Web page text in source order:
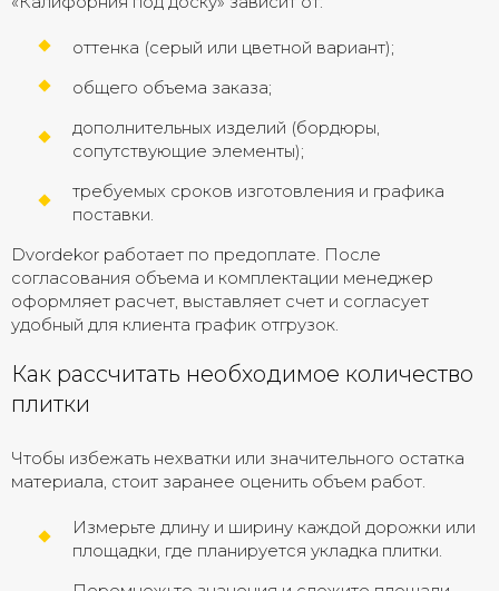
оттенка (серый или цветной вариант);
общего объема заказа;
дополнительных изделий (бордюры,
сопутствующие элементы);
требуемых сроков изготовления и графика
поставки.
Dvordekor работает по предоплате. После
согласования объема и комплектации менеджер
оформляет расчет, выставляет счет и согласует
удобный для клиента график отгрузок.
Как рассчитать необходимое количество
плитки
Чтобы избежать нехватки или значительного остатка
материала, стоит заранее оценить объем работ.
Измерьте длину и ширину каждой дорожки или
площадки, где планируется укладка плитки.